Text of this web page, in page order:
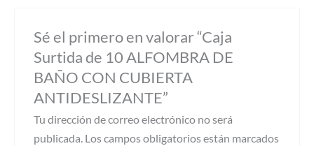
Sé el primero en valorar “Caja
Surtida de 10 ALFOMBRA DE
BAÑO CON CUBIERTA
ANTIDESLIZANTE”
Tu dirección de correo electrónico no será
publicada. Los campos obligatorios están marcados